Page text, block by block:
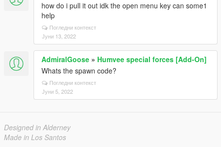
how do i pull it out idk the open menu key can some1
help
Погледни контекст
Јуни 13, 2022
AdmiralGoose » Humvee special forces [Add-On]
Whats the spawn code?
Погледни контекст
Јуни 5, 2022
Designed in Alderney
Made in Los Santos